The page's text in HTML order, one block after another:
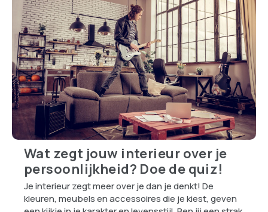
Wat zegt jouw interieur over je
persoonlijkheid? Doe de quiz!
Je interieur zegt meer over je dan je denkt! De
kleuren, meubels en accessoires die je kiest, geven